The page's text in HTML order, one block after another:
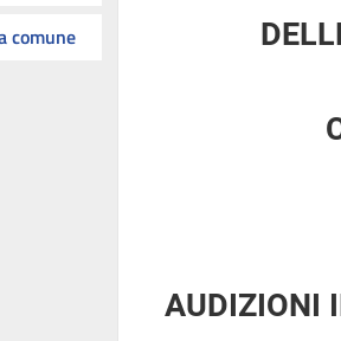
comune
AUDIZIONI